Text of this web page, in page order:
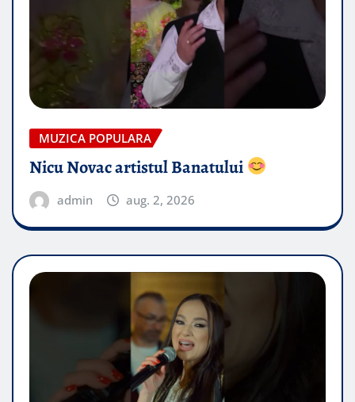
MUZICA POPULARA
Nicu Novac artistul Banatului
admin aug. 2, 2026